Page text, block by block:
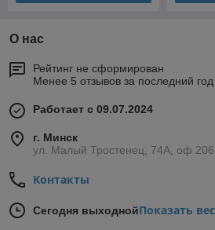
О нас
Рейтинг не сформирован
Менее 5 отзывов за последний год
Работает с 09.07.2024
г. Минск
ул. Малый Тростенец, 74А, оф
Контакты
Сегодня выходнойПоказать